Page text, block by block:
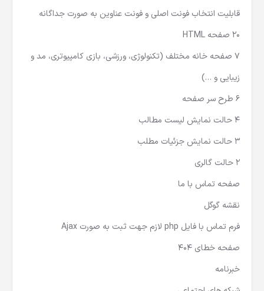
قابلیت انتخاب فونت اصلی و فونت عناوین به صورت جداگانه
20 صفحه HTML
7 صفحه خانه مختلف (تکنولوژی، ورزشی، بازی کامپیوتری، مد و
زیبایی و …)
6 طرح سر صفحه
4 حالت نمایش لیست مطالب
3 حالت نمایش جزئیات مطلب
2 حالت گالری
صفحه تماس با ما
نقشه گوگل
فرم تماس با فایل php لازم جهت ثبت به صورت Ajax
صفحه خطای 404
خبرنامه